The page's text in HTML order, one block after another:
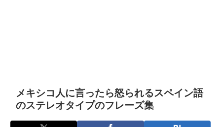
メキシコ人に言ったら怒られるスペイン語
のステレオタイプのフレーズ集